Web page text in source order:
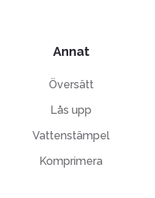
Annat
Översätt
Lås upp
Vattenstämpel
Komprimera